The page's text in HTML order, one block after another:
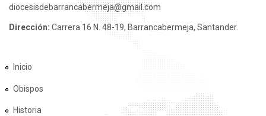
diocesisdebarrancabermeja@gmail.com
Dirección: Carrera 16 N. 48-19, Barrancabermeja, Santander.
Inicio
Obispos
Historia